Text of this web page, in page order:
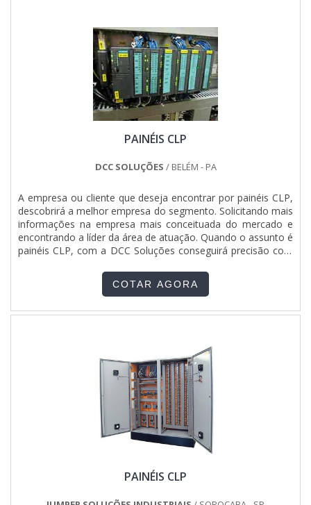
PAINÉIS CLP
DCC SOLUÇÕES / BELÉM - PA
A empresa ou cliente que deseja encontrar por painéis CLP,
descobrirá a melhor empresa do segmento. Solicitando mais
informações na empresa mais conceituada do mercado e
encontrando a líder da área de atuação. Quando o assunto é
painéis CLP, com a DCC Soluções conseguirá precisão com
Brasil.MAIS DETALHES INTERESSANTES SOBRE PAINÉIS
CLPHá muitas maneiras eficientes de demonstrar
COTAR AGORA
PAINÉIS CLP